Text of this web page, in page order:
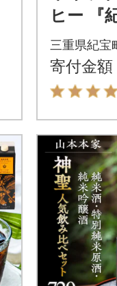
ヒー 『
L×12本
三重県紀宝
寄付金額